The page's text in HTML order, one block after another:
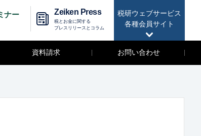
税研ウェブサービス
各種会員サイト
ナー Zeiken Press
税とお金に関する
プレスリリースとコラム
資料請求 お問い合わせ